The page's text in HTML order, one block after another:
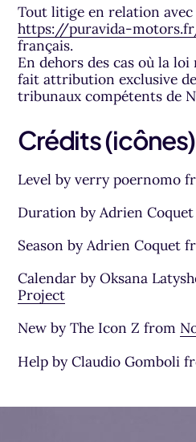
Tout litige en relation
https://puravida-
français.
En dehors des cas où la
fait attribution exclusive
tribunaux compétents de
Crédits
Level by verry poernomo
Duration by Adrien
Season by Adrien Coquet
Calendar by Oksana
Project(nouvel onglet)
New by The Icon Z from
Help by Claudio Gomboli